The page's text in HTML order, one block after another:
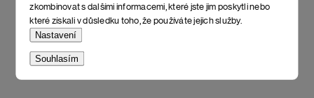
zkombinovat s dalšími informacemi, které jste jim poskytli nebo
které získali v důsledku toho, že používáte jejich služby.
Nastavení
Souhlasím